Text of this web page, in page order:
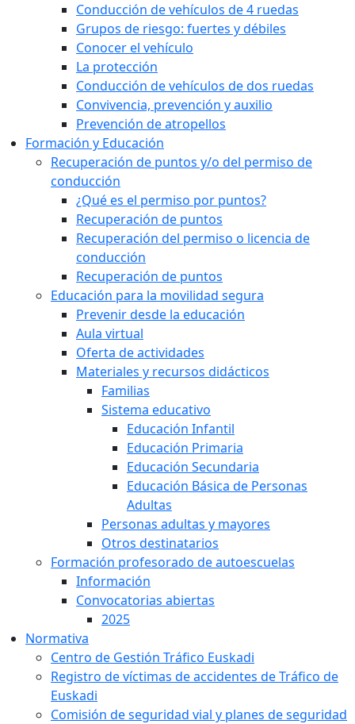
Conducción de vehículos de 4 ruedas
Grupos de riesgo: fuertes y débiles
Conocer el vehículo
La protección
Conducción de vehículos de dos ruedas
Convivencia, prevención y auxilio
Prevención de atropellos
Formación y Educación
Recuperación de puntos y/o del permiso de
conducción
¿Qué es el permiso por puntos?
Recuperación de puntos
Recuperación del permiso o licencia de
conducción
Recuperación de puntos
Educación para la movilidad segura
Prevenir desde la educación
Aula virtual
Oferta de actividades
Materiales y recursos didácticos
Familias
Sistema educativo
Educación Infantil
Educación Primaria
Educación Secundaria
Educación Básica de Personas
Adultas
Personas adultas y mayores
Otros destinatarios
Formación profesorado de autoescuelas
Información
Convocatorias abiertas
2025
Normativa
Centro de Gestión Tráfico Euskadi
Registro de víctimas de accidentes de Tráfico de
Euskadi
Comisión de seguridad vial y planes de seguridad